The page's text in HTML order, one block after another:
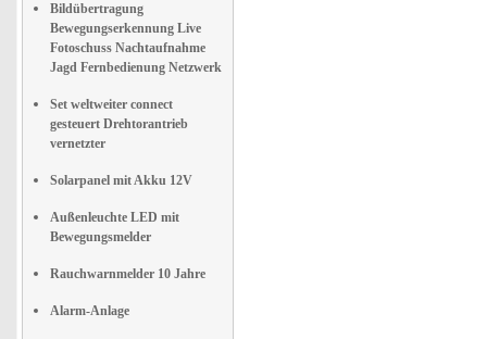
Bildübertragung
Bewegungserkennung Live
Fotoschuss Nachtaufnahme
Jagd Fernbedienung Netzwerk
Set weltweiter connect
gesteuert Drehtorantrieb
vernetzter
Solarpanel mit Akku 12V
Außenleuchte LED mit
Bewegungsmelder
Rauchwarnmelder 10 Jahre
Alarm-Anlage